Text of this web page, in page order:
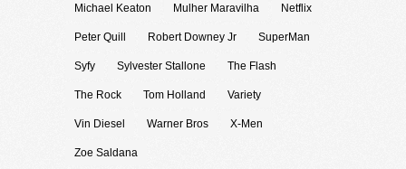
Michael Keaton Mulher Maravilha Netflix
Peter Quill Robert Downey Jr SuperMan
Syfy Sylvester Stallone The Flash
The Rock Tom Holland Variety
Vin Diesel Warner Bros X-Men
Zoe Saldana